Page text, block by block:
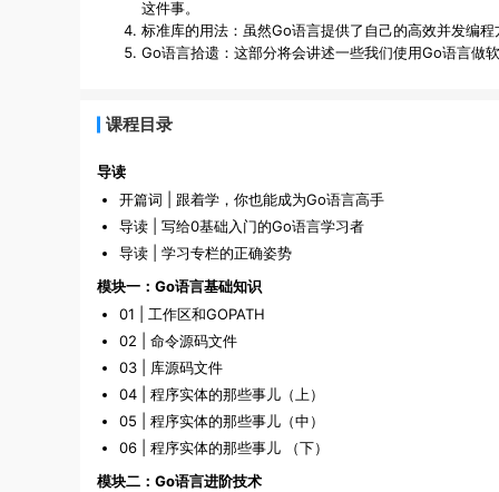
这件事。
标准库的用法：虽然Go语言提供了自己的高效并发编
Go语言拾遗：这部分将会讲述一些我们使用Go语言做
课程目录
导读
开篇词 | 跟着学，你也能成为Go语言高手
导读 | 写给0基础入门的Go语言学习者
导读 | 学习专栏的正确姿势
模块一：Go语言基础知识
01 | 工作区和GOPATH
02 | 命令源码文件
03 | 库源码文件
04 | 程序实体的那些事儿（上）
05 | 程序实体的那些事儿（中）
06 | 程序实体的那些事儿 （下）
模块二：Go语言进阶技术